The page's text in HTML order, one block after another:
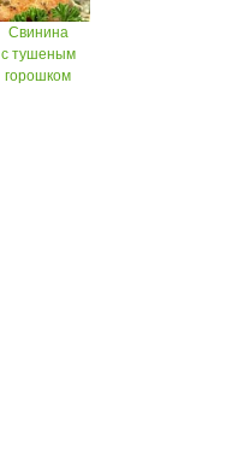
Свинина
с тушеным
горошком